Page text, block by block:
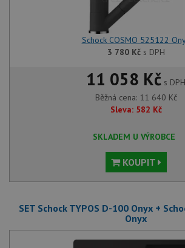
Schock COSMO 525122
3 780 Kčs DPH
11 058 Kč s DPH
Běžná cena: 11 640 Kč
Sleva: 582 Kč
SKLADEM U VÝROBCE
KOUPIT
SET Schock TYPOS D-100 Onyx +
Onyx